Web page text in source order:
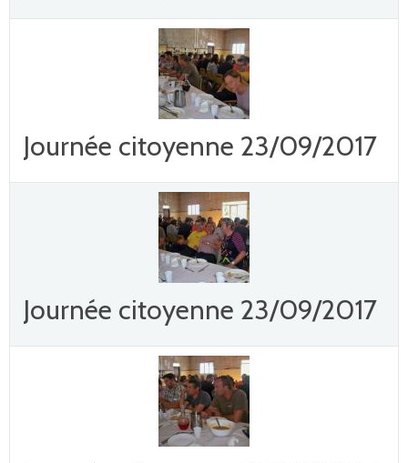
Journée citoyenne 23/09/2017
Journée citoyenne 23/09/2017